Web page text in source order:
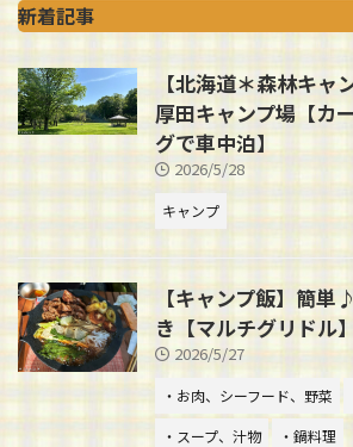
新着記事
【北海道＊森林キャ
厚田キャンプ場【カ
グで車中泊】
2026/5/28
キャンプ
【キャンプ飯】簡
き【マルチグリドル】
2026/5/27
・お肉、シーフード、野菜
・スープ、汁物
・鍋料理